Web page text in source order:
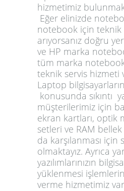
hizmetimiz
Eğer elinizde
notebook için teknik
arıyorsanız doğru
ve HP marka
tüm marka
teknik servis hizmeti
Laptop
konusunda sıkıntı
müşterilerimiz için
ekran kartları, optik
setleri ve RAM bellek
da karşılanması için
olmaktayız. Ayrıca
yazılımlarınızın
yüklenmesi
verme hizmetimiz